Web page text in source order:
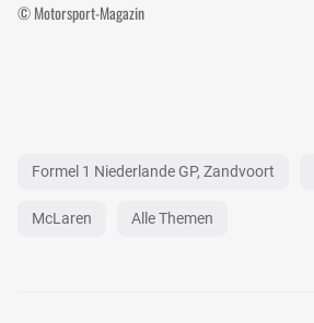
© Motorsport-Magazin
Formel 1 Niederlande GP, Zandvoort
McLaren Alle Themen